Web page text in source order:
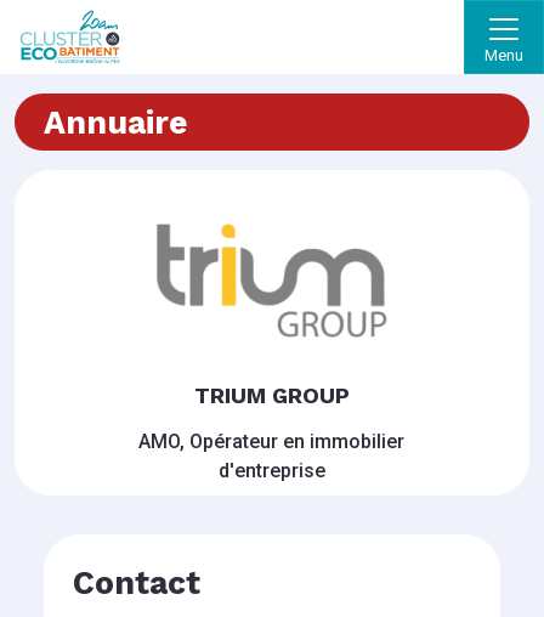
Menu
Annuaire
TRIUM GROUP
AMO, Opérateur en immobilier
d'entreprise
Contact